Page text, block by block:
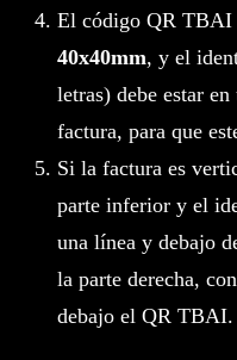
El código QR TBAI
40x40mm, y el
letras) debe estar
factura, para que
Si la factura es
parte inferior y el
una línea y debajo
la parte derecha,
debajo el QR TBAI.